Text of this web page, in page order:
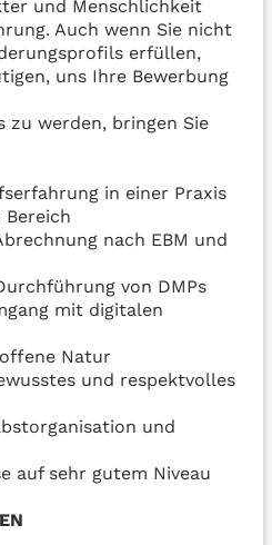
und Menschlichkeit
Auch wenn Sie nicht
erfüllen,
uns Ihre Bewerbung
zu werden, bringen Sie
in einer Praxis
nach EBM und
von DMPs
mit digitalen
Natur
und respektvolles
und
auf sehr gutem Niveau